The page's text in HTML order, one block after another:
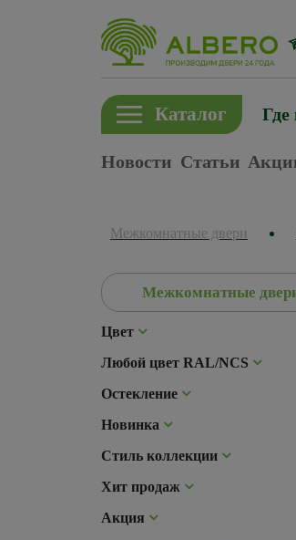
Каталог Где
Новости Статьи
Межкомнатные двери
Межкомнатные
Цвет
Любой цвет RAL/NCS
Остекление
Новинка
Стиль коллекции
Хит продаж
Акция